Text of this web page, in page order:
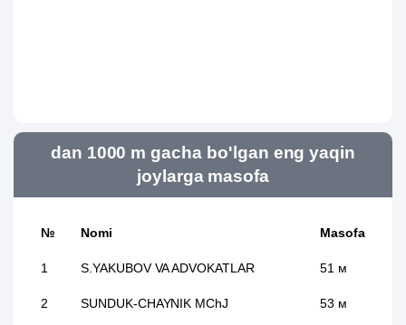
dan 1000 m gacha bo'lgan eng yaqin
joylarga masofa
№ Nomi Masofa
1 S.YAKUBOV VA ADVOKATLAR 51 м
2 SUNDUK-CHAYNIK MChJ 53 м